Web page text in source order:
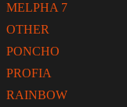
MELPHA 7
OTHER
PONCHO
PROFIA
RAINBOW